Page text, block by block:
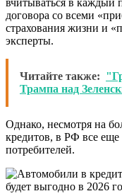
договора со всеми
страхования жизни и
эксперты.
Читайте также:
Трампа над
Однако, несмотря на
кредитов, в РФ все еще
потребителей.